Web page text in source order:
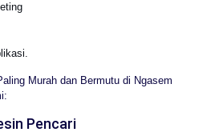
Murah dan Bermutu di Ngasem
Pencari